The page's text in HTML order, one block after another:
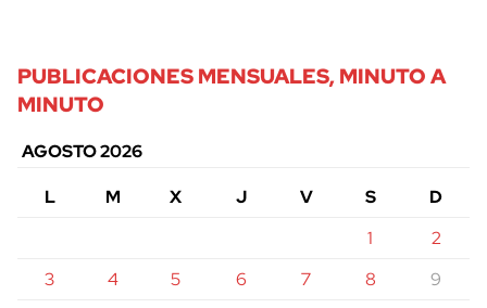
PUBLICACIONES MENSUALES, MINUTO A
MINUTO
AGOSTO 2026
L
M X J V S
D
1
2
3
4 5 6 7 8
9